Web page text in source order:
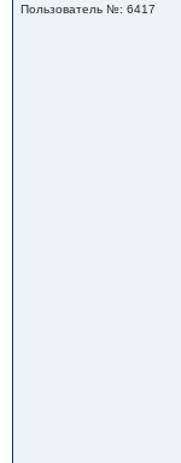
Пользователь №: 6417